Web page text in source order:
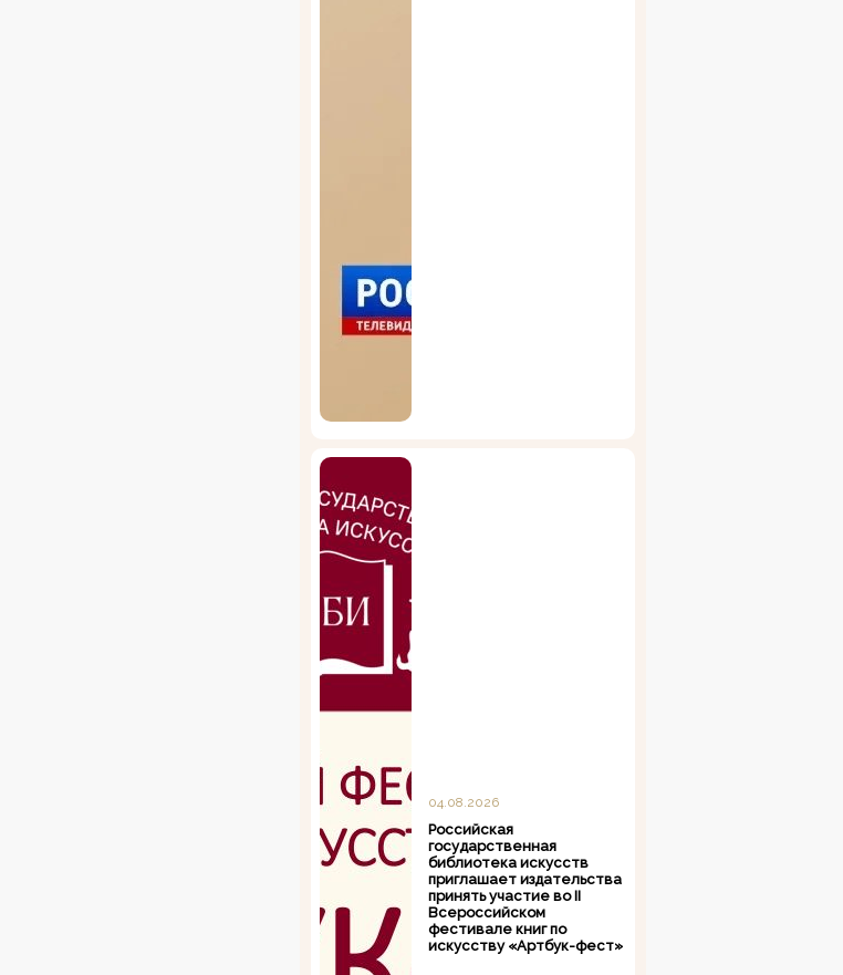
04.08.2026
Российская
государственная
библиотека искусств
приглашает издательства
принять участие во II
Всероссийском
фестивале книг по
искусству «Артбук-фест»